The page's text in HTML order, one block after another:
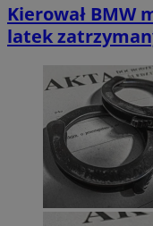
Kierował BMW
latek